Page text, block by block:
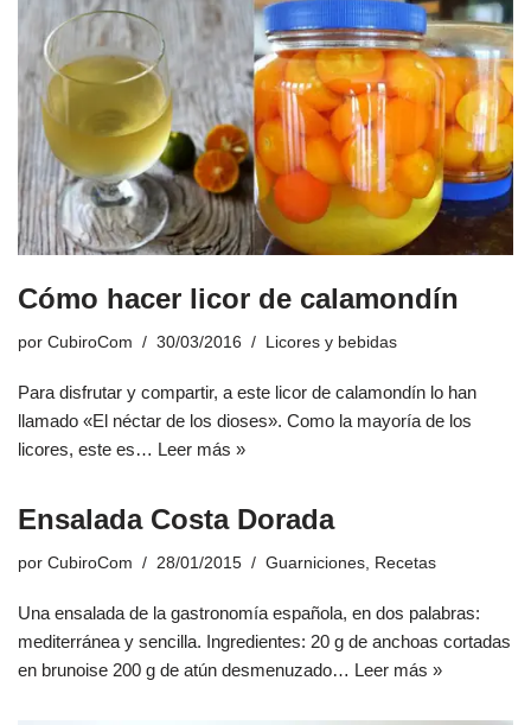
Cómo hacer licor de calamondín
por CubiroCom 30/03/2016 Licores y bebidas
Para disfrutar y compartir, a este licor de calamondín lo han
llamado «El néctar de los dioses». Como la mayoría de los
licores, este es… Leer más »
Ensalada Costa Dorada
por CubiroCom 28/01/2015 Guarniciones, Recetas
Una ensalada de la gastronomía española, en dos palabras:
mediterránea y sencilla. Ingredientes: 20 g de anchoas cortadas
en brunoise 200 g de atún desmenuzado… Leer más »